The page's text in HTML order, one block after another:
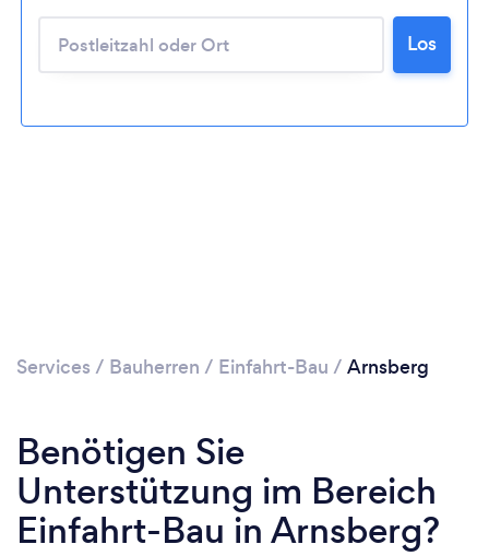
Lädt ... Los
Services / Bauherren / Einfahrt-Bau / Arnsberg
Benötigen Sie
Unterstützung im Bereich
Einfahrt-Bau in Arnsberg?